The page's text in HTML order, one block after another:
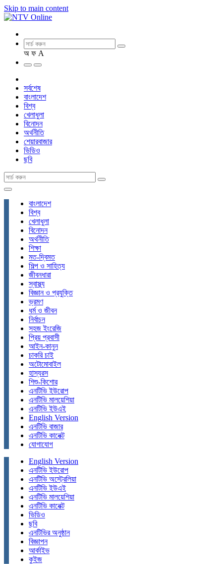
Skip to main content
অ ফ A
সর্বশেষ
বাংলাদেশ
বিশ্ব
খেলাধুলা
বিনোদন
অর্থনীতি
শেয়ারবাজার
ভিডিও
ছবি
বাংলাদেশ
বিশ্ব
খেলাধুলা
বিনোদন
অর্থনীতি
শিক্ষা
মত-দ্বিমত
শিল্প ও সাহিত্য
জীবনধারা
স্বাস্থ্য
বিজ্ঞান ও প্রযুক্তি
ভ্রমণ
ধর্ম ও জীবন
নির্বাচন
সহজ ইংরেজি
প্রিয় প্রবাসী
আইন-কানুন
চাকরি চাই
অটোমোবাইল
হাস্যরস
শিশু-কিশোর
এনটিভি ইউরোপ
এনটিভি মালয়েশিয়া
এনটিভি ইউএই
English Version
এনটিভি বাজার
এনটিভি কানেক্ট
যোগাযোগ
English Version
এনটিভি ইউরোপ
এনটিভি অস্ট্রেলিয়া
এনটিভি ইউএই
এনটিভি মালয়েশিয়া
এনটিভি কানেক্ট
ভিডিও
ছবি
এনটিভির অনুষ্ঠান
বিজ্ঞাপন
আর্কাইভ
কুইজ